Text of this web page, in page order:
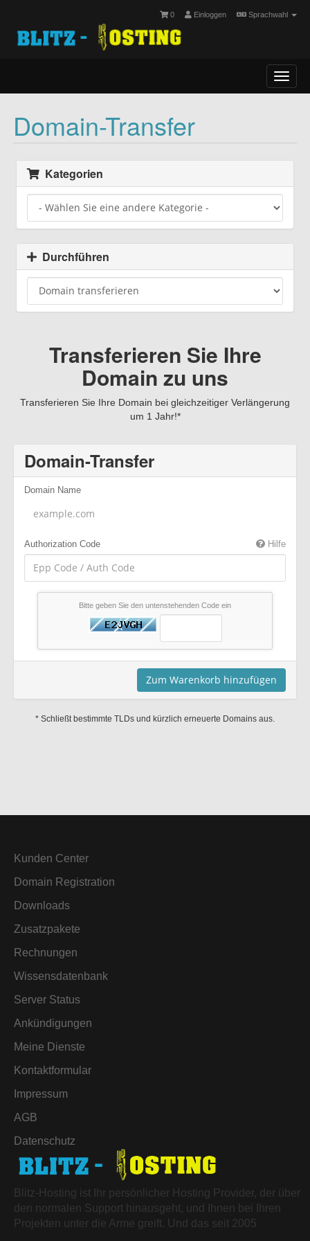
Sprachwahl
Einloggen
0
Domain-Transfer
Kategorien
Durchführen
Transferieren Sie Ihre
Domain zu uns
Transferieren Sie Ihre Domain bei gleichzeitiger Verlängerung
um 1 Jahr!*
Domain-Transfer
Domain Name
Authorization Code Hilfe
Bitte geben Sie den untenstehenden Code ein
Zum Warenkorb hinzufügen
* Schließt bestimmte TLDs und kürzlich erneuerte Domains aus.
Kunden Center
Domain Registration
Downloads
Zusatzpakete
Rechnungen
Wissensdatenbank
Server Status
Ankündigungen
Meine Dienste
Kontaktformular
Impressum
AGB
Datenschutz
Blitz-Hosting ist Ihr persönlicher Hosting Provider, der über
den normalen Support hinausgeht, und Ihnen bei Ihren
Projekten unter die Arme greift. Und das seit 2005